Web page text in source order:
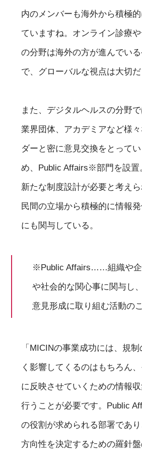
内のメンバーも海外から積極
ていますね。オンライン診療
の分野は海外の方が進んでい
で、グローバルな視点は大切だ
また、デジタルヘルスの分野で
業界団体、アカデミアなど様
ダーと密に意見交換をとって
め、Public Affairs※部門を設置
新たな制度設計が必要と考えら
民間の立場から積極的に情報
にも関与している。
※Public Affairs……組織や企
や社会的な関心事に関与し
意見形成に取り組む活動のこ
「MICINの事業成功には、規
く影響してくるのはもちろん
に反映させていくための情報
行うことが必要です。Public
の役割が求められる部署であ
方向性を決定するための羅針